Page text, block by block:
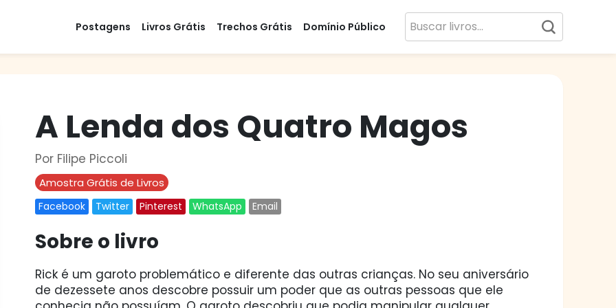
Postagens Livros Grátis Trechos Grátis Domínio Público
A Lenda dos Quatro Magos
Por Filipe Piccoli
Amostra Grátis de Livros
Facebook Twitter Pinterest WhatsApp Email
Sobre o livro
Rick é um garoto problemático e diferente das outras crianças. No seu aniversário
de dezessete anos descobre possuir um poder que as outras pessoas que ele